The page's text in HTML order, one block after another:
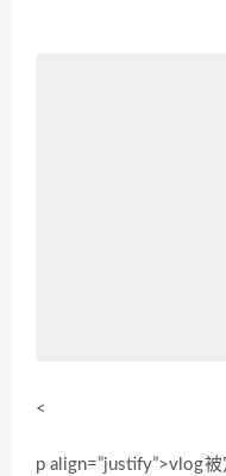
<
p align=”justify”>vlog